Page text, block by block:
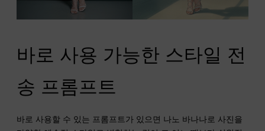
바로 사용 가능한 스타일 전
송 프롬프트
바로 사용할 수 있는 프롬프트가 있으면 나노 바나나로 사진을